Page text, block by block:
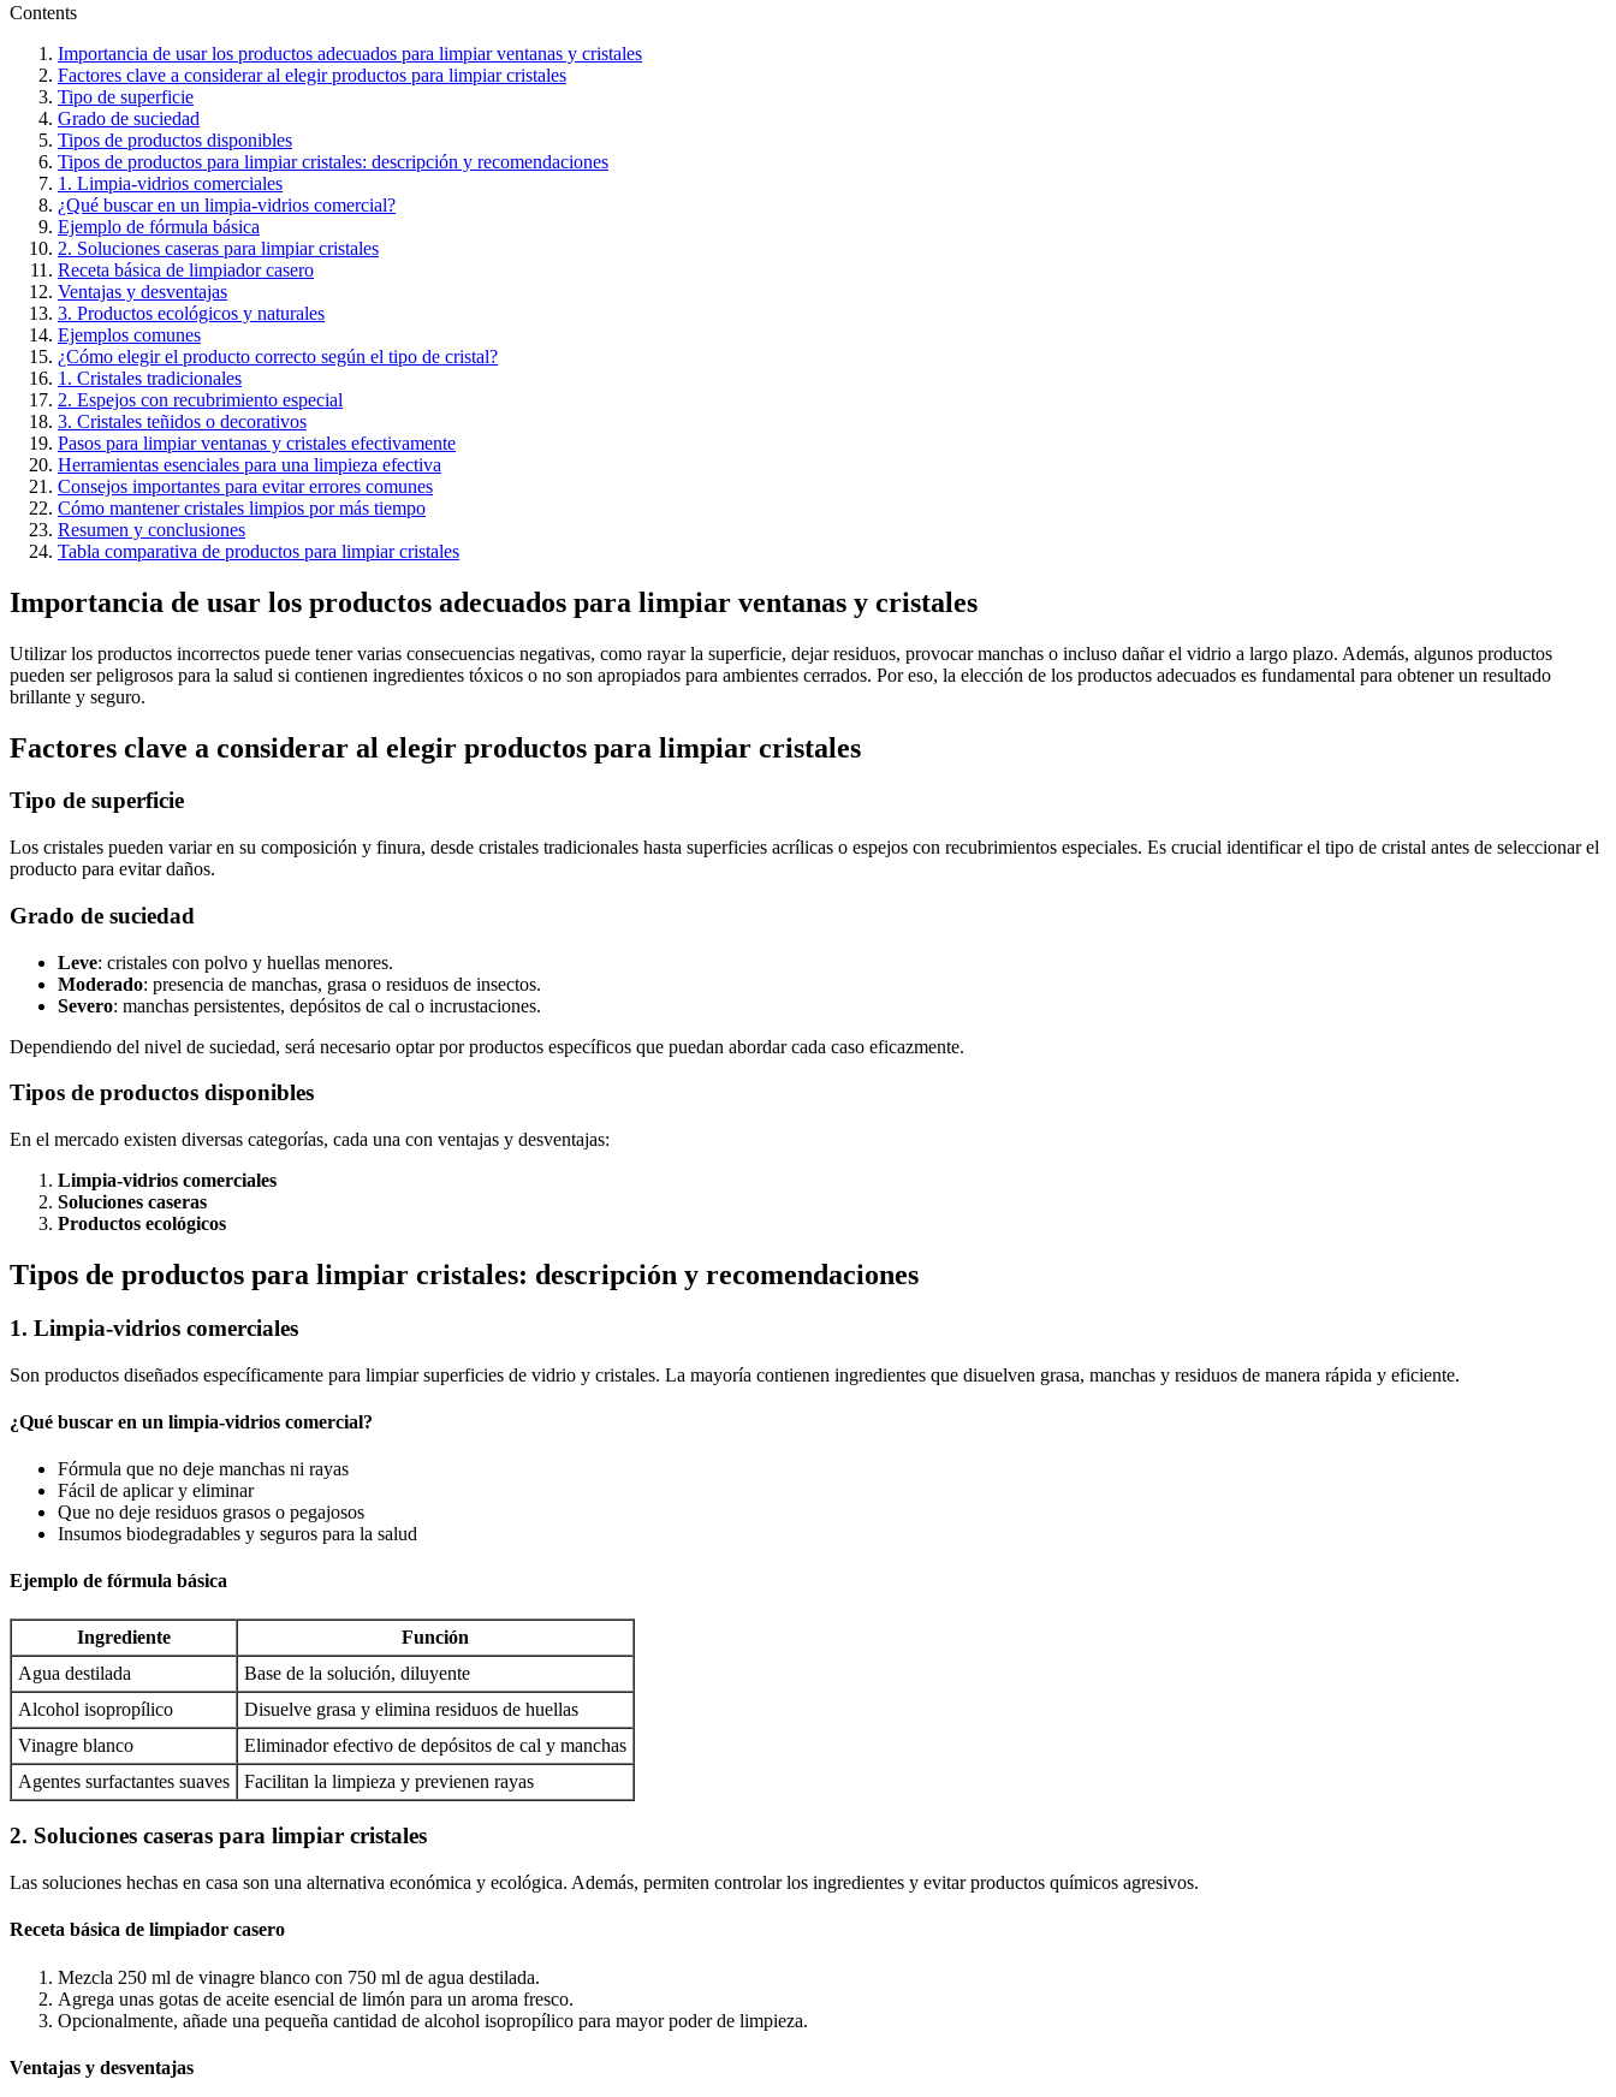
Contents
Importancia de usar los productos adecuados para limpiar ventanas y cristales
Factores clave a considerar al elegir productos para limpiar cristales
Tipo de superficie
Grado de suciedad
Tipos de productos disponibles
Tipos de productos para limpiar cristales: descripción y recomendaciones
1. Limpia-vidrios comerciales
¿Qué buscar en un limpia-vidrios comercial?
Ejemplo de fórmula básica
2. Soluciones caseras para limpiar cristales
Receta básica de limpiador casero
Ventajas y desventajas
3. Productos ecológicos y naturales
Ejemplos comunes
¿Cómo elegir el producto correcto según el tipo de cristal?
1. Cristales tradicionales
2. Espejos con recubrimiento especial
3. Cristales teñidos o decorativos
Pasos para limpiar ventanas y cristales efectivamente
Herramientas esenciales para una limpieza efectiva
Consejos importantes para evitar errores comunes
Cómo mantener cristales limpios por más tiempo
Resumen y conclusiones
Tabla comparativa de productos para limpiar cristales
Importancia de usar los productos adecuados para limpiar ventanas y cristales
Utilizar los productos incorrectos puede tener varias consecuencias negativas, como rayar la superficie, dejar residuos, provocar manchas o incluso dañar el vidrio a largo plazo. Además, algunos productos
pueden ser peligrosos para la salud si contienen ingredientes tóxicos o no son apropiados para ambientes cerrados. Por eso, la elección de los productos adecuados es fundamental para obtener un resultado
brillante y seguro.
Factores clave a considerar al elegir productos para limpiar cristales
Tipo de superficie
Los cristales pueden variar en su composición y finura, desde cristales tradicionales hasta superficies acrílicas o espejos con recubrimientos especiales. Es crucial identificar el tipo de cristal antes de seleccionar el
producto para evitar daños.
Grado de suciedad
Leve: cristales con polvo y huellas menores.
Moderado: presencia de manchas, grasa o residuos de insectos.
Severo: manchas persistentes, depósitos de cal o incrustaciones.
Dependiendo del nivel de suciedad, será necesario optar por productos específicos que puedan abordar cada caso eficazmente.
Tipos de productos disponibles
En el mercado existen diversas categorías, cada una con ventajas y desventajas:
Limpia-vidrios comerciales
Soluciones caseras
Productos ecológicos
Tipos de productos para limpiar cristales: descripción y recomendaciones
1. Limpia-vidrios comerciales
Son productos diseñados específicamente para limpiar superficies de vidrio y cristales. La mayoría contienen ingredientes que disuelven grasa, manchas y residuos de manera rápida y eficiente.
¿Qué buscar en un limpia-vidrios comercial?
Fórmula que no deje manchas ni rayas
Fácil de aplicar y eliminar
Que no deje residuos grasos o pegajosos
Insumos biodegradables y seguros para la salud
Ejemplo de fórmula básica
Ingrediente
Función
Agua destilada
Base de la solución, diluyente
Alcohol isopropílico
Disuelve grasa y elimina residuos de huellas
Vinagre blanco
Eliminador efectivo de depósitos de cal y manchas
Agentes surfactantes suaves
Facilitan la limpieza y previenen rayas
2. Soluciones caseras para limpiar cristales
Las soluciones hechas en casa son una alternativa económica y ecológica. Además, permiten controlar los ingredientes y evitar productos químicos agresivos.
Receta básica de limpiador casero
Mezcla 250 ml de vinagre blanco con 750 ml de agua destilada.
Agrega unas gotas de aceite esencial de limón para un aroma fresco.
Opcionalmente, añade una pequeña cantidad de alcohol isopropílico para mayor poder de limpieza.
Ventajas y desventajas